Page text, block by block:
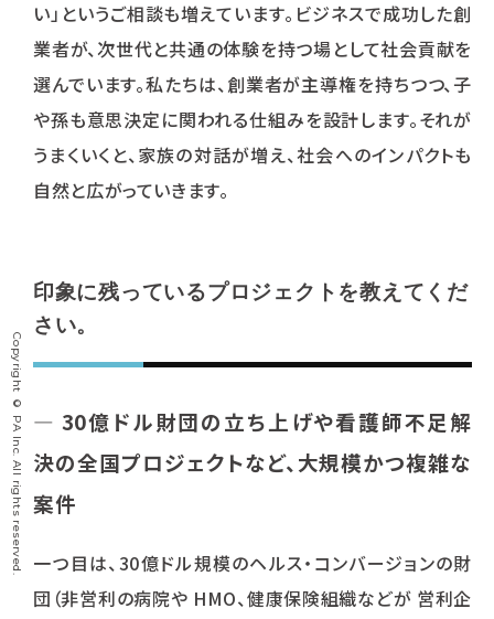
い」というご相談も増えています。ビジネスで成功した創
業者が、次世代と共通の体験を持つ場として社会貢献を
選んでいます。私たちは、創業者が主導権を持ちつつ、子
や孫も意思決定に関われる仕組みを設計します。それが
うまくいくと、家族の対話が増え、社会へのインパクトも
自然と広がっていきます。
印象に残っているプロジェクトを教えてくだ
さい。
― 30億ドル財団の立ち上げや看護師不足解
決の全国プロジェクトなど、大規模かつ複雑な
案件
一つ目は、30億ドル規模のヘルス・コンバージョンの財
団（非営利の病院や HMO、健康保険組織などが 営利企
Copyright © PA Inc. All rights reserved.